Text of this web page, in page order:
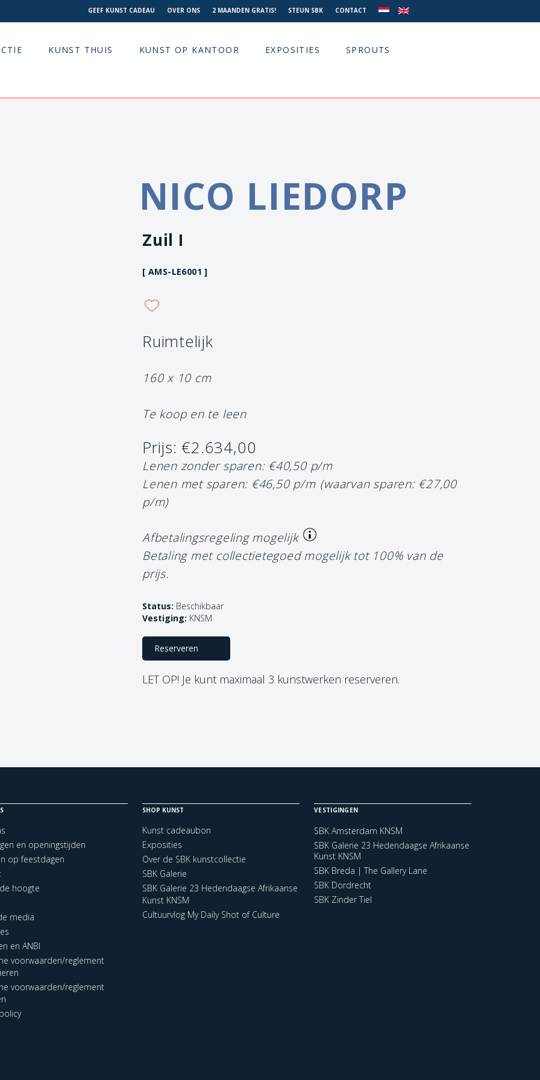
GEEF KUNST CADEAU OVER ONS 2 MAANDEN GRATIS! STEUN SBK CONTACT
KUNST THUIS KUNST OP KANTOOR EXPOSITIES SPROUTS
NICO LIEDORP
Zuil I
[ AMS-LE6001 ]
Ruimtelijk
160 x 10 cm
Te koop en te leen
Prijs: €2.634,00
Lenen zonder sparen: €40,50 p/m
Lenen met sparen: €46,50 p/m (waarvan sparen: €27,00
p/m)
Afbetalingsregeling mogelijk
Betaling met collectietegoed mogelijk tot 100% van de
prijs.
Status: Beschikbaar
Vestiging: KNSM
Reserveren
LET OP! Je kunt maximaal 3 kunstwerken reserveren.
en openingstijden
op feestdagen
hoogte
media
en ANBI
voorwaarden/reglement
voorwaarden/reglement
SHOP KUNST
Kunst cadeaubon
Exposities
Over de SBK kunstcollectie
SBK Galerie
SBK Galerie 23 Hedendaagse Afrikaanse
Kunst KNSM
Cultuurvlog My Daily Shot of Culture
VESTIGINGEN
SBK Amsterdam KNSM
SBK Galerie 23 Hedendaagse Afrikaanse
Kunst KNSM
SBK Breda | The Gallery Lane
SBK Dordrecht
SBK Zinder Tiel